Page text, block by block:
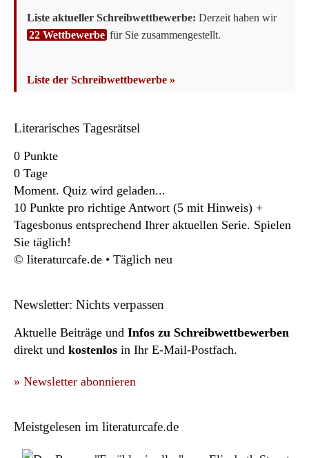
Liste aktueller Schreibwettbewerbe: Derzeit haben wir
22 Wettbewerbe für Sie zusammengestellt.
Liste der Schreibwettbewerbe »
Literarisches Tagesrätsel
0 Punkte
0 Tage
Moment. Quiz wird geladen...
10 Punkte pro richtige Antwort (5 mit Hinweis) +
Tagesbonus entsprechend Ihrer aktuellen Serie. Spielen
Sie täglich!
© literaturcafe.de • Täglich neu
Newsletter: Nichts verpassen
Aktuelle Beiträge und Infos zu Schreibwettbewerben
direkt und kostenlos in Ihr E-Mail-Postfach.
» Newsletter abonnieren
Meistgelesen im literaturcafe.de